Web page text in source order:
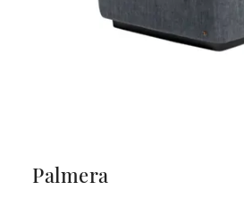
Palmera